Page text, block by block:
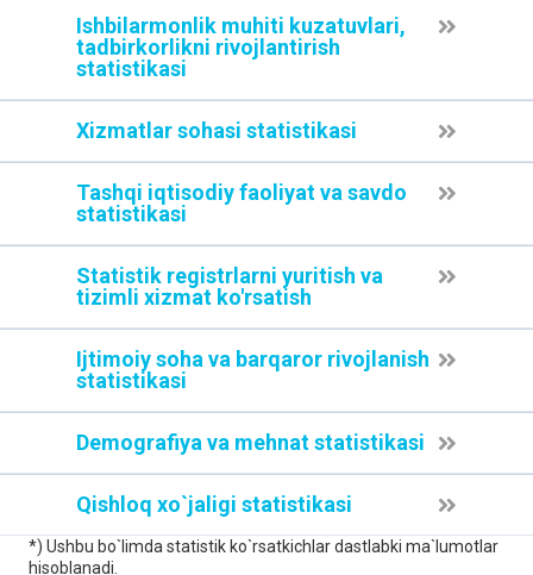
Ishbilarmonlik muhiti kuzatuvlari,
tadbirkorlikni rivojlantirish
statistikasi
Xizmatlar sohasi statistikasi
Tashqi iqtisodiy faoliyat va savdo
statistikasi
Statistik registrlarni yuritish va
tizimli xizmat ko'rsatish
Ijtimoiy soha va barqaror rivojlanish
statistikasi
Demografiya va mehnat statistikasi
Qishloq xo`jaligi statistikasi
*) Ushbu bo`limda statistik ko`rsatkichlar dastlabki ma`lumotlar
hisoblanadi.